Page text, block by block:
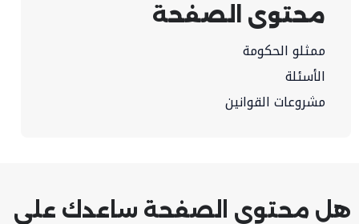
محتوى الصفحة
ممثلو الحكومة
الأسئلة
مشروعات القوانين
هل محتوى الصفحة ساعدك على